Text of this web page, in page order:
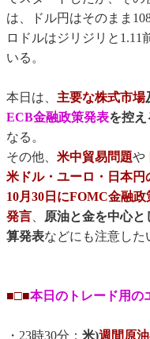
は、ドル円はそのまま
ロドルはジリジリと1.11
いる。
本日は、 主要な株式市場
ECB金融政策発表を控え
なる。
その他、 米中貿易問題や
米ドル・ユーロ・日本円
10月30日にFOMC金融政
発言、 原油と金を中心と
算発表などにも注意した
■□■本日のトレード用の
・23時30分： 米)週間原